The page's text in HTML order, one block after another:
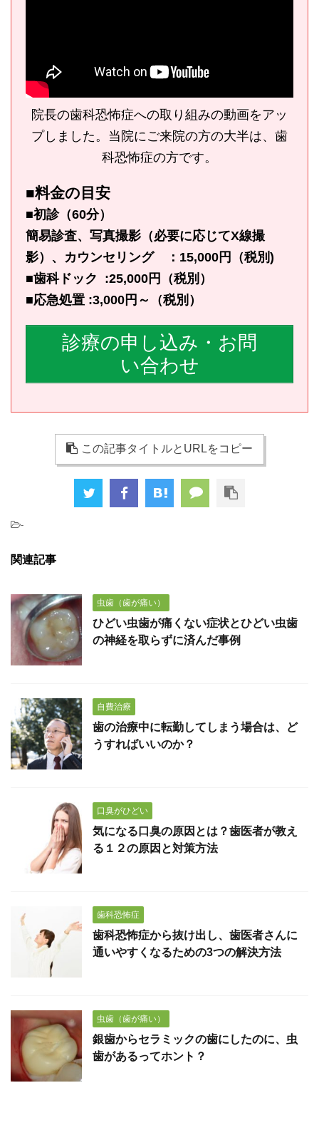
院長の歯科恐怖症への取り組みの動画をアッ
プしました。当院にご来院の方の大半は、歯
科恐怖症の方です。
■料金の目安
■初診（60分）
簡易診査、写真撮影（必要に応じてX線撮
影）、カウンセリング ：15,000円（税別)
■歯科ドック :25,000円（税別）
■応急処置 :3,000円～（税別）
診療の申し込み・お問
い合わせ
この記事タイトルとURLをコピー
-
関連記事
虫歯（歯が痛い）
ひどい虫歯が痛くない症状とひどい虫歯
の神経を取らずに済んだ事例
自費治療
歯の治療中に転勤してしまう場合は、ど
うすればいいのか？
口臭がひどい
気になる口臭の原因とは？歯医者が教え
る１２の原因と対策方法
歯科恐怖症
歯科恐怖症から抜け出し、歯医者さんに
通いやすくなるための3つの解決方法
虫歯（歯が痛い）
銀歯からセラミックの歯にしたのに、虫
歯があるってホント？